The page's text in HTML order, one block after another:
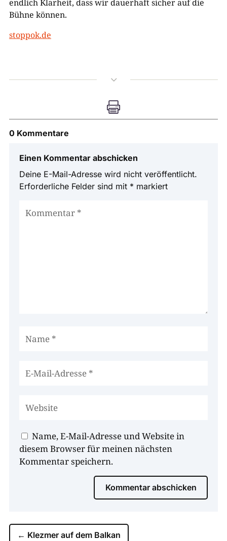
endlich Klarheit, dass wir dauerhaft sicher auf die
Bühne können.
stoppok.de
3

0 Kommentare
Einen Kommentar abschicken
Deine E-Mail-Adresse wird nicht veröffentlicht.
Erforderliche Felder sind mit * markiert
Name, E-Mail-Adresse und Website in
diesem Browser für meinen nächsten
Kommentar speichern.
Kommentar abschicken
← Klezmer auf dem Balkan